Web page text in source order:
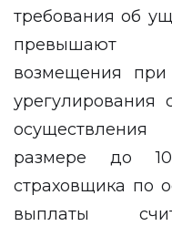
требования об
превышают
возмещения
урегулирования
размере до
страховщика по
выплаты